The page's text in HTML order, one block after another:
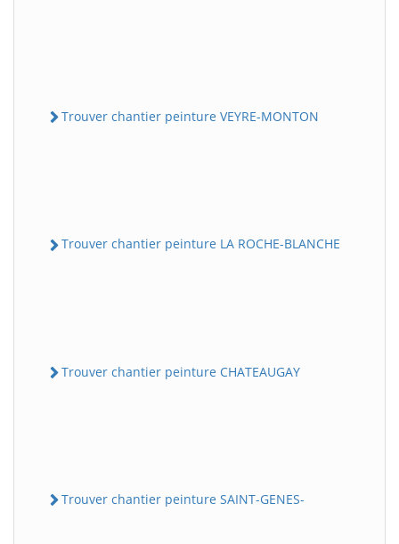
Trouver chantier peinture VEYRE-MONTON
Trouver chantier peinture LA ROCHE-BLANCHE
Trouver chantier peinture CHATEAUGAY
Trouver chantier peinture SAINT-GENES-